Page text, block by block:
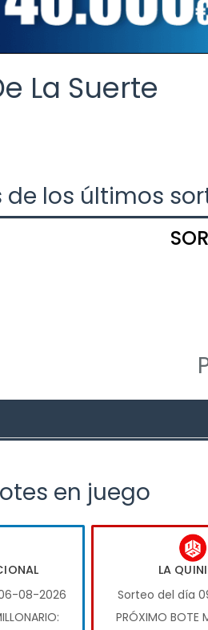
La Suerte
de los últimos
en juego
08-2026
LA
Sorteo del día
PRÓXIMO BOTE